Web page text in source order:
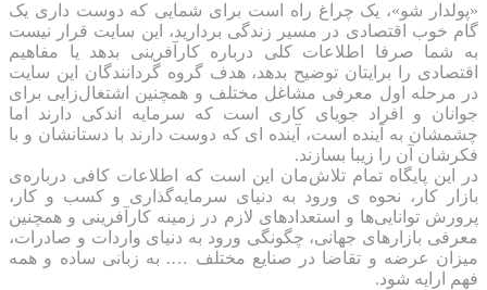
«پولدار شو»، یک چراغ راه است برای شمایی که دوست داری یک
گام خوب اقتصادی در مسیر زندگی بردارید، این سایت قرار نیست
به شما صرفا اطلاعات کلی درباره کارآفرینی بدهد یا مفاهیم
اقتصادی را برایتان توضیح بدهد، هدف گروه گردانندگان این سایت
در مرحله اول معرفی مشاغل مختلف و همچنین اشتغال‌زایی برای
جوانان و افراد جویای کاری است که سرمایه اندکی دارند اما
چشمشان به آینده است، آینده ای که دوست دارند با دستانشان و با
فکرشان آن را زیبا بسازند.
در این پایگاه تمام تلاش‌مان این است که ‌اطلاعات کافی درباره‌ی
بازار کار، نحوه ی ورود به دنیای سرمایه‌گذاری و کسب و کار،
پرورش توانایی‌ها و استعدادهای لازم در زمینه کارآفرینی و همچنین
معرفی بازارهای جهانی، چگونگی ورود به دنیای واردات و صادرات،
میزان عرضه و تقاضا در صنایع مختلف …. به زبانی ساده و همه
فهم ارایه شود.